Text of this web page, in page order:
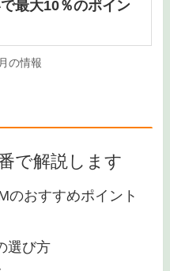
で最大10％のポイン
の情報
で解説します
のおすすめポイント
選び方